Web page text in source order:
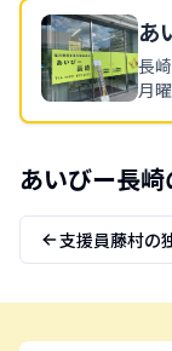
あ
長
月
あいびー長崎
支援員藤村の